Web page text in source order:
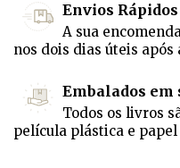
Envios Rápidos
A sua
nos dois dias úteis
Embalados em
Todos os livros
película plástica e